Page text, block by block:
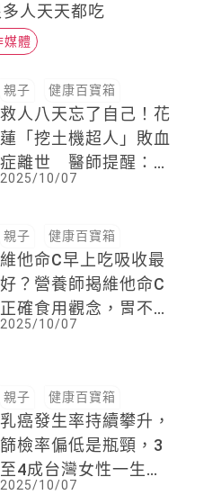
人天天都吃
媒體
親子 健康百寶箱
救人八天忘了自己！花
蓮「挖土機超人」敗血
症離世 醫師提醒：慢
性病患者小傷口也可能
2025/10/07
親子 健康百寶箱
維他命C早上吃吸收最
好？營養師揭維他命C
正確食用觀念，胃不好
要飯後吃
2025/10/07
親子 健康百寶箱
乳癌發生率持續攀升，
篩檢率偏低是瓶頸，3
至4成台灣女性一生未
曾檢查
2025/10/07